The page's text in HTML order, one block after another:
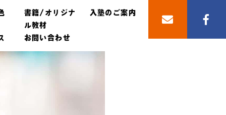
書籍/オリジナ
ル教材
入塾のご案内
お問い合わせ